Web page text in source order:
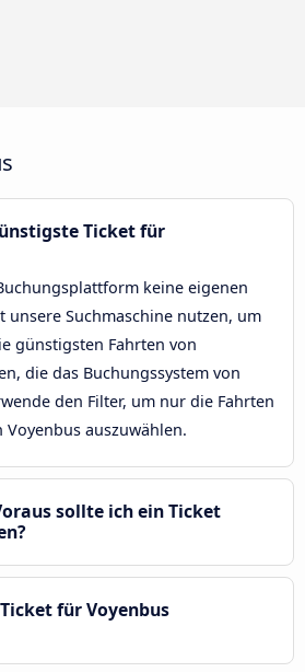
Ticket für
keine eigenen
unsere Suchmaschine nutzen, um
günstigsten Fahrten von
die das Buchungssystem von
den Filter, um nur die Fahrten
auszuwählen.
sollte ich ein Ticket
für Voyenbus